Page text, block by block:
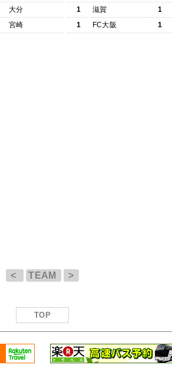
大分
宮崎
1
滋賀 1
1
FC大阪 1
< TEAM >
TOP